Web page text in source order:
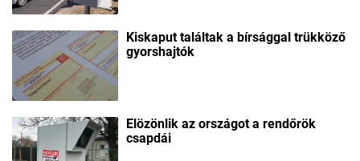
Kiskaput találtak a bírsággal trükköző
gyorshajtók
Elözönlik az országot a rendőrök
csapdái